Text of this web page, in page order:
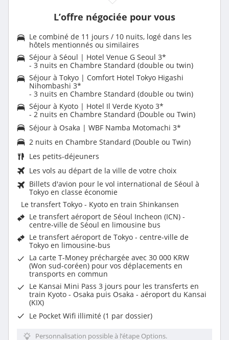
L’offre négociée pour vous
Le combiné de 11 jours / 10 nuits, logé dans les
hôtels mentionnés ou similaires
Séjour à Séoul | Hotel Venue G Seoul 3*
- 3 nuits en Chambre Standard (double ou twin)
Séjour à Tokyo | Comfort Hotel Tokyo Higashi
Nihombashi 3*
- 3 nuits en Chambre Standard (double ou twin)
Séjour à Kyoto | Hotel Il Verde Kyoto 3*
- 2 nuits en Chambre Standard (Double ou Twin)
Séjour à Osaka | WBF Namba Motomachi 3*
2 nuits en Chambre Standard (Double ou Twin)
Les petits-déjeuners
Les vols au départ de la ville de votre choix
Billets d'avion pour le vol international de Séoul à
Tokyo en classe économie
Le transfert Tokyo - Kyoto en train Shinkansen
Le transfert aéroport de Séoul Incheon (ICN) -
centre-ville de Séoul en limousine bus
Le transfert aéroport de Tokyo - centre-ville de
Tokyo en limousine-bus
La carte T-Money préchargée avec 30 000 KRW
(Won sud-coréen) pour vos déplacements en
transports en commun
Le Kansai Mini Pass 3 jours pour les transferts en
train Kyoto - Osaka puis Osaka - aéroport du Kansai
(KIX)
Le Pocket Wifi illimité (1 par dossier)
Personnalisation possible à l’étape Options.